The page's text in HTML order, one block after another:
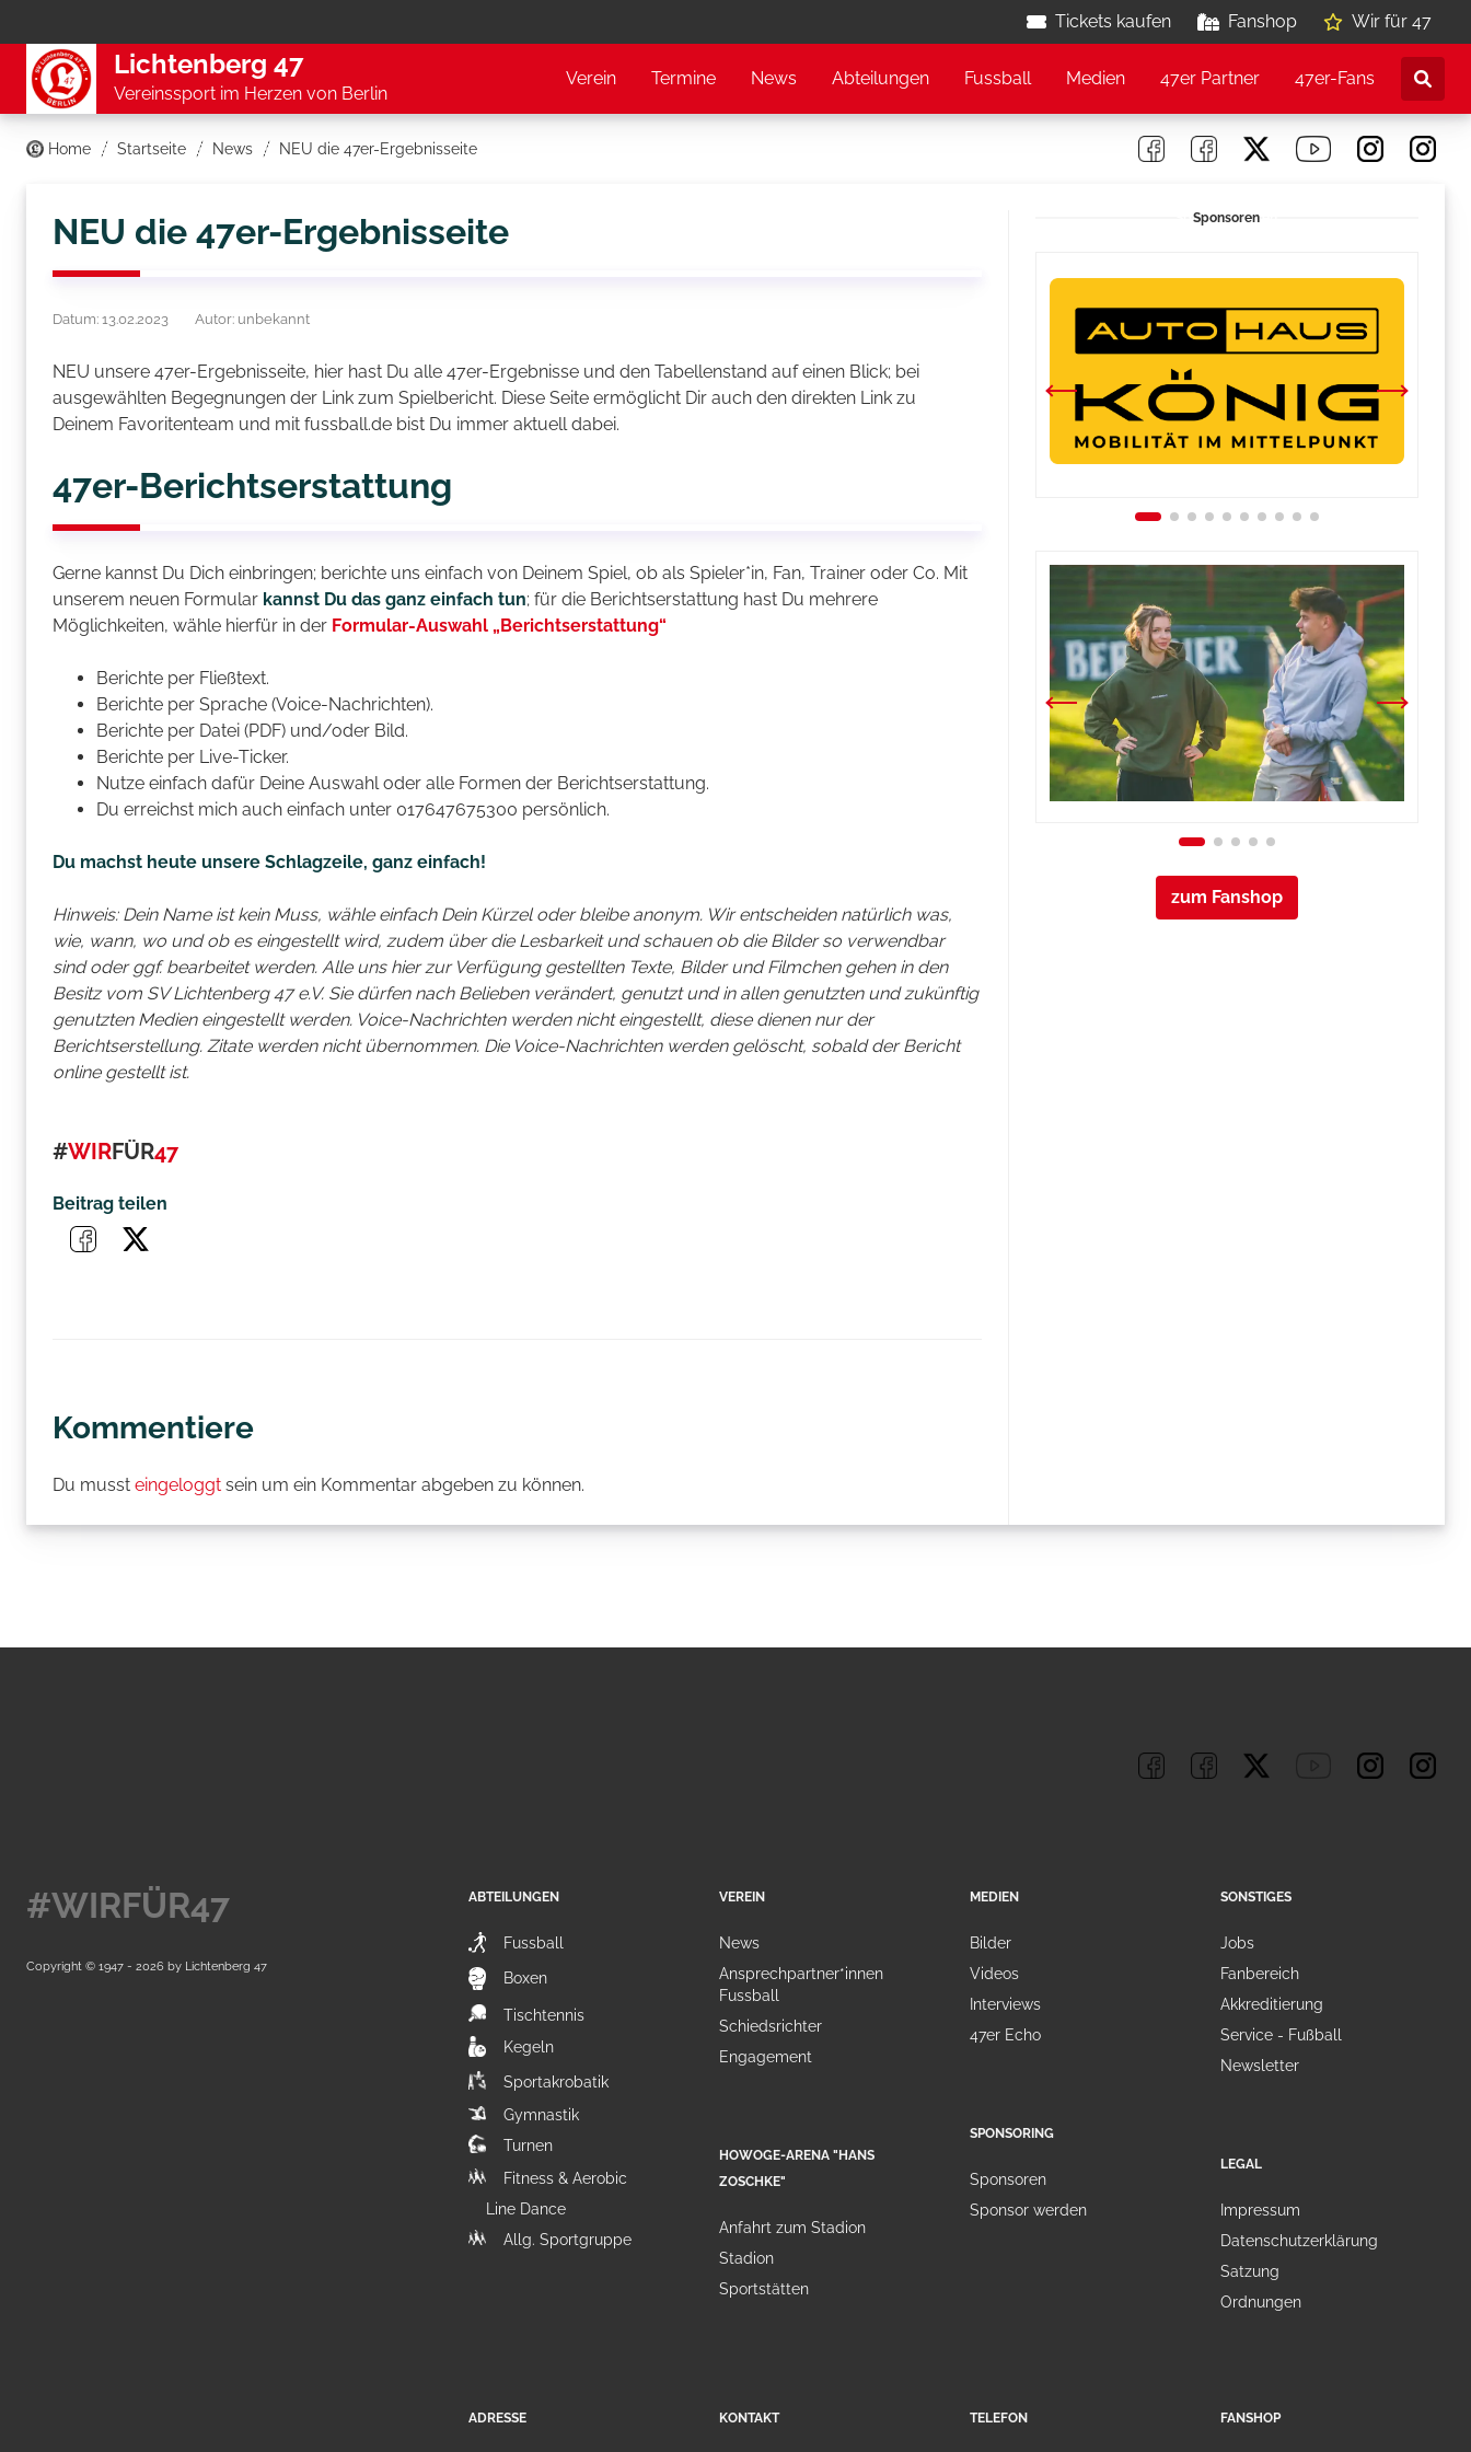
Tickets kaufen Fanshop Wir für 47
Lichtenberg 47
Vereinssport im Herzen von Berlin
Verein Termine News Abteilungen Fussball Medien 47er Partner 47er-Fans
Home Startseite News NEU die 47er-Ergebnisseite
NEU die 47er-Ergebnisseite
Datum: 13.02.2023 Autor: unbekannt
NEU unsere 47er-Ergebnisseite, hier hast Du alle 47er-Ergebnisse und den Tabellenstand auf einen Blick; bei
ausgewählten Begegnungen der Link zum Spielbericht. Diese Seite ermöglicht Dir auch den direkten Link zu
Deinem Favoritenteam und mit fussball.de bist Du immer aktuell dabei.
47er-Berichtserstattung
Gerne kannst Du Dich einbringen; berichte uns einfach von Deinem Spiel, ob als Spieler*in, Fan, Trainer oder Co. Mit
unserem neuen Formular kannst Du das ganz einfach tun; für die Berichtserstattung hast Du mehrere
Möglichkeiten, wähle hierfür in der Formular-Auswahl „Berichtserstattung“
Berichte per Fließtext.
Berichte per Sprache (Voice-Nachrichten).
Berichte per Datei (PDF) und/oder Bild.
Berichte per Live-Ticker.
Nutze einfach dafür Deine Auswahl oder alle Formen der Berichtserstattung.
Du erreichst mich auch einfach unter 017647675300 persönlich.
Du machst heute unsere Schlagzeile, ganz einfach!
Hinweis: Dein Name ist kein Muss, wähle einfach Dein Kürzel oder bleibe anonym. Wir entscheiden natürlich was,
wie, wann, wo und ob es eingestellt wird, zudem über die Lesbarkeit und schauen ob die Bilder so verwendbar
sind oder ggf. bearbeitet werden. Alle uns hier zur Verfügung gestellten Texte, Bilder und Filmchen gehen in den
Besitz vom SV Lichtenberg 47 e.V. Sie dürfen nach Belieben verändert, genutzt und in allen genutzten und zukünftig
genutzten Medien eingestellt werden. Voice-Nachrichten werden nicht eingestellt, diese dienen nur der
Berichtserstellung. Zitate werden nicht übernommen. Die Voice-Nachrichten werden gelöscht, sobald der Bericht
online gestellt ist.
#WIRFÜR47
Beitrag teilen
Kommentiere
Du musst eingeloggt sein um ein Kommentar abgeben zu können.
Sponsoren
zum Fanshop
ABTEILUNGEN
Fussball
Boxen
Tischtennis
Kegeln
Sportakrobatik
Gymnastik
Turnen
Fitness & Aerobic
Line Dance
Allg. Sportgruppe
VEREIN
News
Ansprechpartner*innen
Fussball
Schiedsrichter
Engagement
HOWOGE-ARENA "HANS
ZOSCHKE"
Anfahrt zum Stadion
Stadion
Sportstätten
MEDIEN
Bilder
Videos
Interviews
47er Echo
SPONSORING
Sponsoren
Sponsor werden
SONSTIGES
Jobs
Fanbereich
Akkreditierung
Service - Fußball
Newsletter
LEGAL
Impressum
Datenschutzerklärung
Satzung
Ordnungen
ADRESSE KONTAKT TELEFON FANSHOP
#WIRFÜR47
Copyright © 1947 - 2026 by Lichtenberg 47